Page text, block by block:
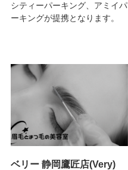
シティーパーキング、アミイパ
ーキングが提携となります。
ベリー 静岡鷹匠店(Very)